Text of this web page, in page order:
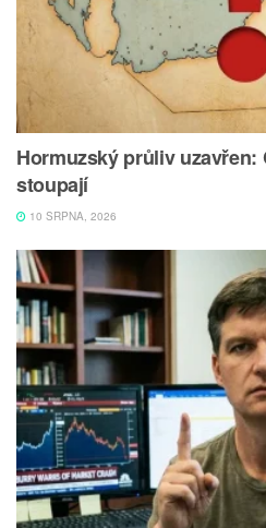
Hormuzský průliv uzavřen:
stoupají
10 SRPNA, 2026